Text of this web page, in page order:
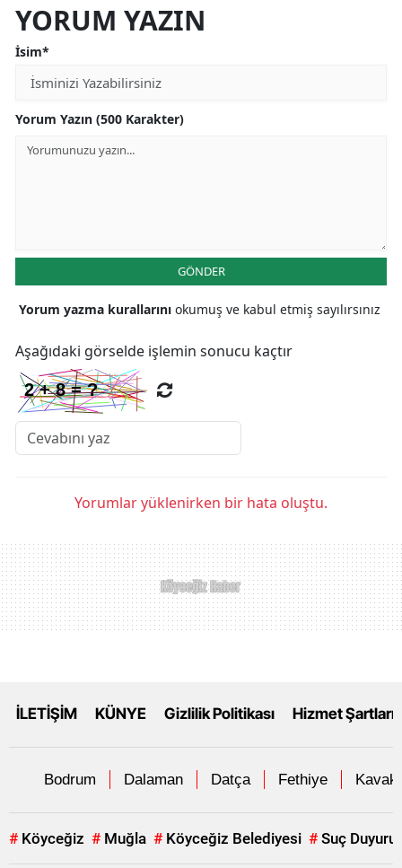
YORUM YAZIN
İsim*
Yorum Yazın (500 Karakter)
GÖNDER
Yorum yazma kurallarını okumuş ve kabul etmiş sayılırsınız
Aşağıdaki görselde işlemin sonucu kaçtır
Yorumlar yüklenirken bir hata oluştu.
İLETİŞİM KÜNYE Gizlilik Politikası Hizmet Şartları
Bodrum Dalaman Datça Fethiye
# Köyceğiz # Muğla # Köyceğiz Belediyesi # Suç